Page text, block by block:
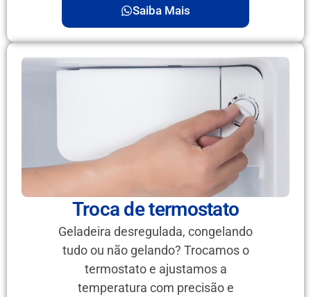
Saiba Mais
Troca de termostato
Geladeira desregulada, congelando
tudo ou não gelando? Trocamos o
termostato e ajustamos a
temperatura com precisão e